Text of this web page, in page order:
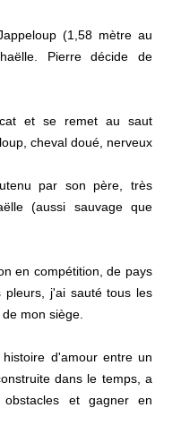
(1,58 mètre au
Pierre décide de
et se remet au saut
cheval doué, nerveux
par son père, très
(aussi sauvage que
en compétition, de pays
j'ai sauté tous les
mon siège.
d'amour entre un
dans le temps, a
et gagner en